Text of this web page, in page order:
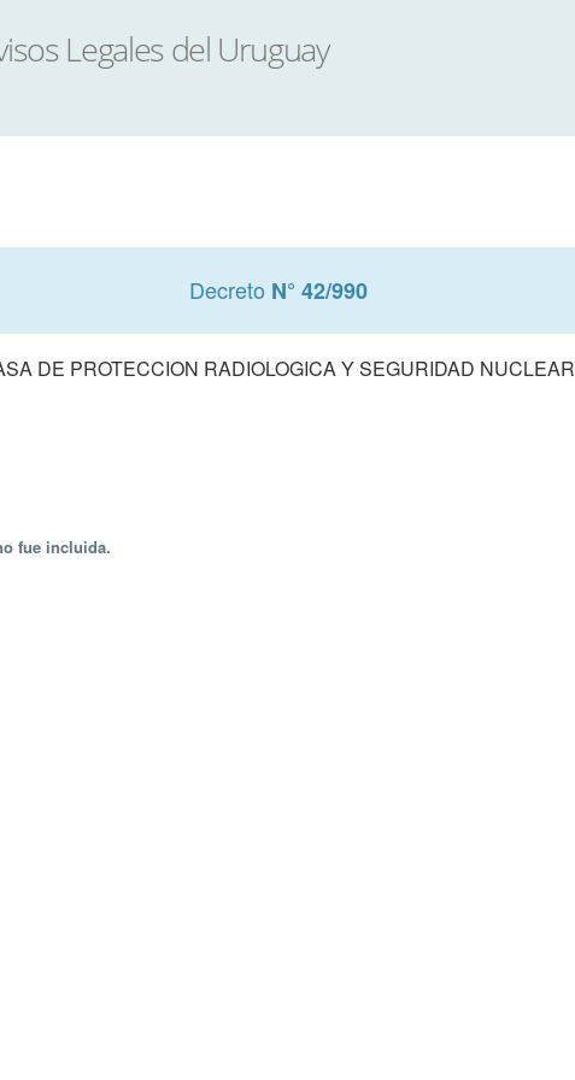
Decreto N° 42/990
DE PROTECCION RADIOLOGICA Y SEGURIDAD NUCLEAR
fue incluida.